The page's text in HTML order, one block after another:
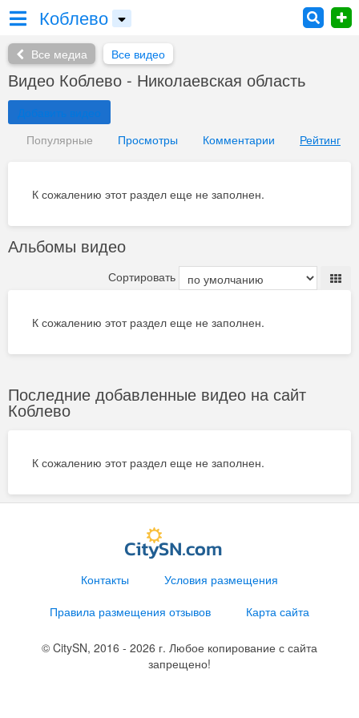
Коблево
Все медиа Все видео
Видео Коблево - Николаевская область
Добавить видео
Рейтинг
Комментарии
Просмотры
Популярные
К сожалению этот раздел еще не заполнен.
Альбомы видео
Сортировать
К сожалению этот раздел еще не заполнен.
Последние добавленные видео на сайт
Коблево
К сожалению этот раздел еще не заполнен.
Контакты
Условия размещения
Правила размещения отзывов
Карта сайта
© CitySN, 2016 - 2026 г. Любое копирование с сайта
запрещено!